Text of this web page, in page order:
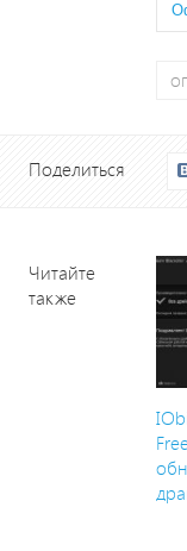
Поделиться
Читайте
также